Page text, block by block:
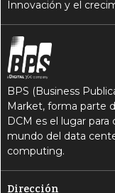
Innovación y el
BPS (Business
Market, forma parte
DCM es el lugar
mundo del data
computing.
Dirección